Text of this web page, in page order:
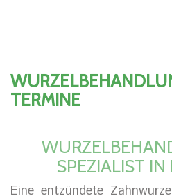
TERMINE
SPEZIALIST
Eine entzündete